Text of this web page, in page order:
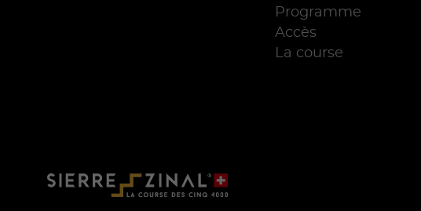
Programme
Accès
La course